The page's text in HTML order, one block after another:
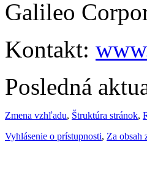
Galileo
Kontakt:
Posledná
Zmena vzhľadu, Štruktúra stránok,
Vyhlásenie o prístupnosti, Za obsah